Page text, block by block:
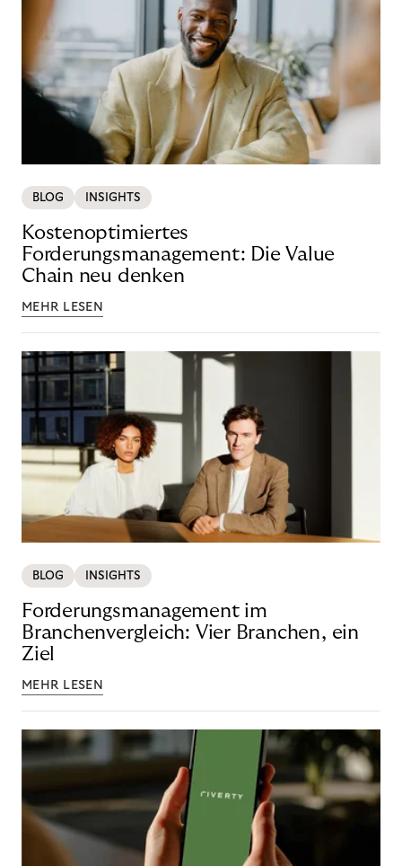
BLOG INSIGHTS
Kostenoptimiertes
Forderungsmanagement: Die Value
Chain neu denken
MEHR LESEN
BLOG INSIGHTS
Forderungsmanagement im
Branchenvergleich: Vier Branchen, ein
Ziel
MEHR LESEN